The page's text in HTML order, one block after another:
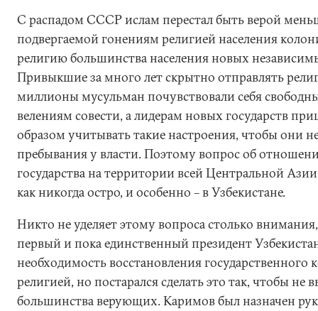
С распадом СССР ислам перестал быть верой
подвергаемой гонениям религией населения
религию большинства населения новых
Привыкшие за много лет скрытно отправлять
миллионы мусульман почувствовали себя
велениям совести, а лидерам новых государств
образом учитывать такие настроения, чтобы они
пребывания у власти. Поэтому вопрос об
государства на территории всей Центральной
как никогда остро, и особенно – в Узбекистане.
Никто не уделяет этому вопроса столько
первый и пока единственный президент
необходимость восстановления государственного
религией, но постарался сделать это так, чтобы не
большинства верующих. Каримов был назначен